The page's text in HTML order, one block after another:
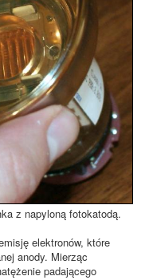
z napyloną fotokatodą.
elektronów, które
anody. Mierząc
padającego